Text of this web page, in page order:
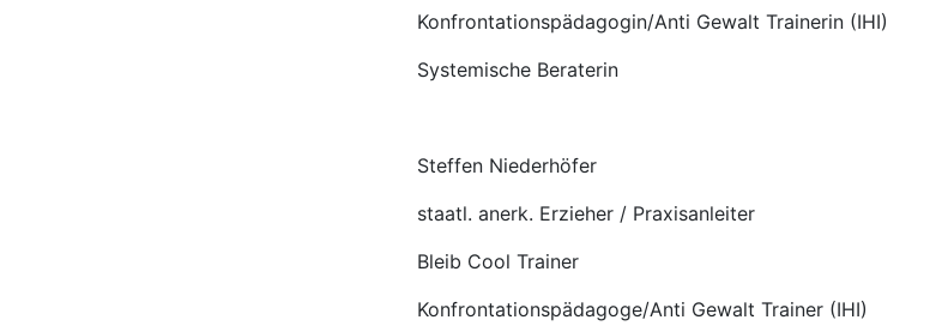
Konfrontationspädagogin/Anti Gewalt Trainerin (IHI)
Systemische Beraterin
Steffen Niederhöfer
staatl. anerk. Erzieher / Praxisanleiter
Bleib Cool Trainer
Konfrontationspädagoge/Anti Gewalt Trainer (IHI)